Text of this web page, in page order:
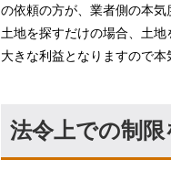
の依頼の方が、業者側の本気
土地を探すだけの場合、土
大きな利益となりますので
法令上での制